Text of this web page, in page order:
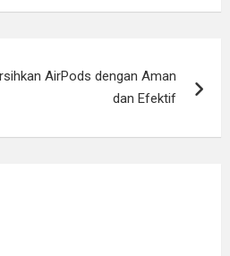
AirPods dengan Aman
dan Efektif